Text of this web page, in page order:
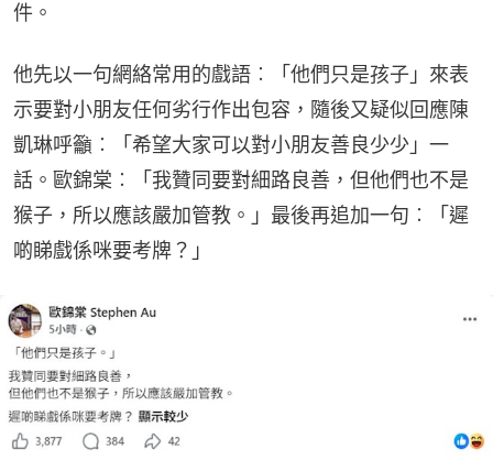
件。
他先以一句網絡常用的戲語︰「他們只是孩子」來表
示要對小朋友任何劣行作出包容，隨後又疑似回應陳
凱琳呼籲︰「希望大家可以對小朋友善良少少」一
話。歐錦棠︰「我贊同要對細路良善，但他們也不是
猴子，所以應該嚴加管教。」最後再追加一句︰「遲
啲睇戲係咪要考牌？」